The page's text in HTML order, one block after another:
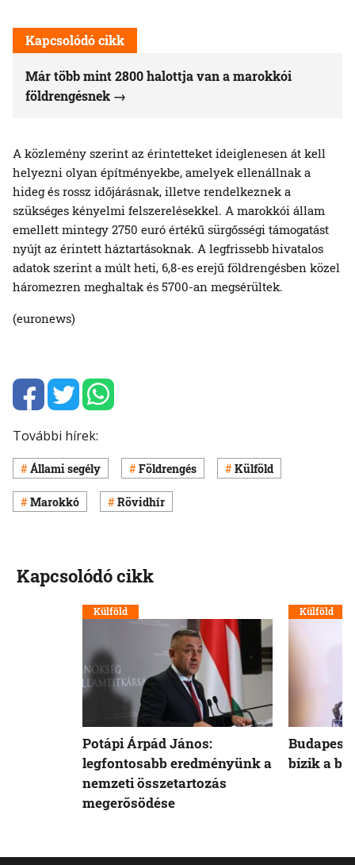
Kapcsolódó cikk
Már több mint 2800 halottja van a marokkói
földrengésnek
A közlemény szerint az érintetteket ideiglenesen át kell
helyezni olyan építményekbe, amelyek ellenállnak a
hideg és rossz időjárásnak, illetve rendelkeznek a
szükséges kényelmi felszerelésekkel. A marokkói állam
emellett mintegy 2750 euró értékű sürgősségi támogatást
nyújt az érintett háztartásoknak. A legfrissebb hivatalos
adatok szerint a múlt heti, 6,8-es erejű földrengésben közel
háromezren meghaltak és 5700-an megsérültek.
(euronews)
További hírek:
Állami segély Földrengés Külföld
Marokkó Rövidhír
Kapcsolódó cikk
Külföld
Potápi Árpád János:
legfontosabb eredményünk a
nemzeti összetartozás
megerősödése
Külföld
Budapest
bízik a